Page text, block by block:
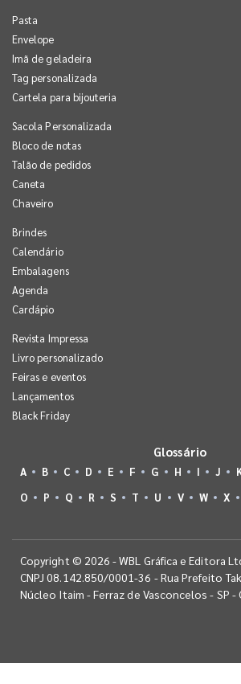
Pasta
Envelope
Imã de geladeira
Tag personalizada
Cartela para bijouteria
Sacola Personalizada
Bloco de notas
Talão de pedidos
Caneta
Chaveiro
Brindes
Calendário
Embalagens
Agenda
Cardápio
Revista Impressa
Livro personalizado
Feiras e eventos
Lançamentos
Black Friday
Glossário
A B C D E F G H I J
O
P Q R S T U V W X
Copyright © 2026 - WBL Gráfica e Editora
CNPJ 08.142.850/0001-36 - Rua Prefeito
Núcleo Itaim - Ferraz de Vasconcelos - SP -